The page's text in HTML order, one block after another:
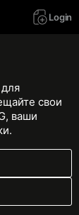
Login
свои
ваши